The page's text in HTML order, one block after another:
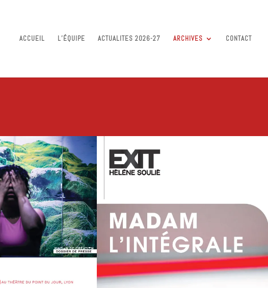
ACCUEIL L’ÉQUIPE ACTUALITES 2026-27 ARCHIVES CONTACT